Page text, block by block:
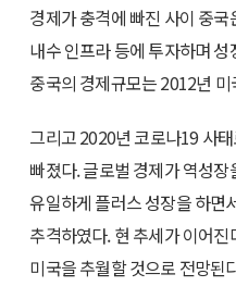
경제가 충격에 빠진 사이 중
내수 인프라 등에 투자하며
중국의 경제규모는 2012년
그리고 2020년 코로나19 사
빠졌다. 글로벌 경제가 역성
유일하게 플러스 성장을 하면
추격하였다. 현 추세가 이어
미국을 추월할 것으로 전망된